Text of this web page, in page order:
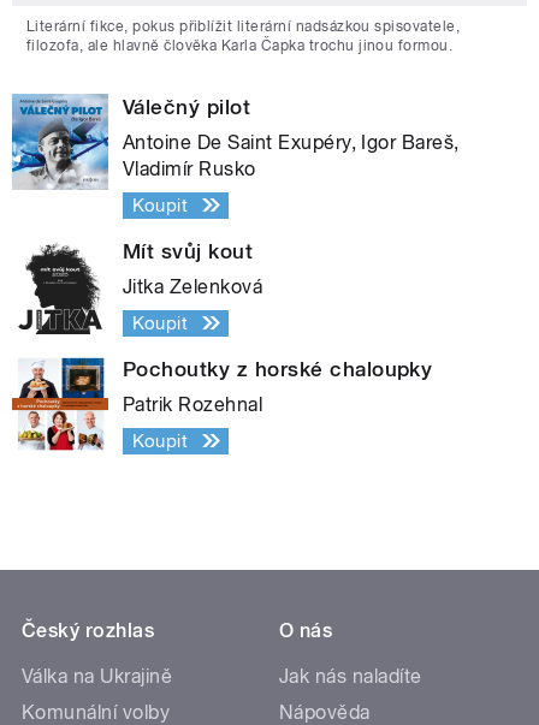
Literární fikce, pokus přiblížit literární nadsázkou spisovatele,
filozofa, ale hlavně člověka Karla Čapka trochu jinou formou.
Válečný pilot
Antoine De Saint Exupéry, Igor Bareš,
Vladimír Rusko
Koupit
Mít svůj kout
Jitka Zelenková
Koupit
Pochoutky z horské chaloupky
Patrik Rozehnal
Koupit
Český rozhlas
Válka na Ukrajině
Komunální volby
O nás
Jak nás naladíte
Nápověda